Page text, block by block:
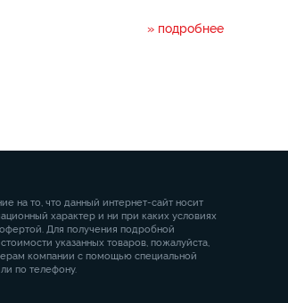
» подробнее
на то, что данный интернет-сайт носит
характер и ни при каких условиях
Для получения подробной
указанных товаров, пожалуйста,
компании с помощью специальной
по телефону.